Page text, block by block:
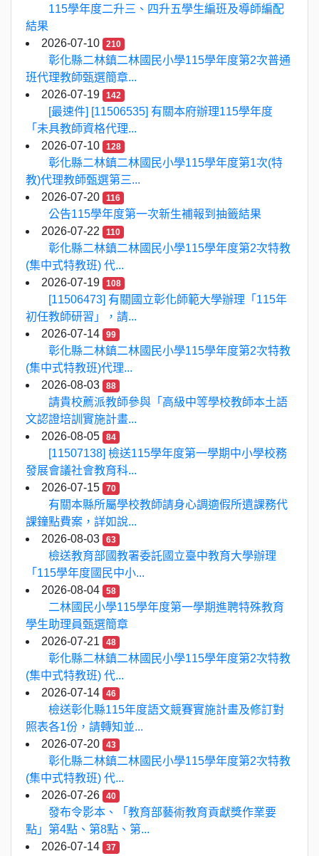
115學年度二升三、四升五學生編班及導師編配
結果
2026-07-10
210
彰化縣二林鎮二林國民小學115學年度第2次普通
班代理教師甄選簡章...
2026-07-19
142
[最速件] [11506535] 有關本府辦理115學年度
「未具教師資格代理...
2026-07-10
128
彰化縣二林鎮二林國民小學115學年度第1次(特
教)代理教師甄選第三...
2026-07-20
116
公告115學年度第一次新生補報到抽籤結果
2026-07-22
110
彰化縣二林鎮二林國民小學115學年度第2次特教
(集中式特教班) 代...
2026-07-19
108
[11506473] 有關國立彰化師範大學辦理「115年
初任教師研習」，請...
2026-07-14
99
彰化縣二林鎮二林國民小學115學年度第2次特教
(集中式特教班)代理...
2026-08-03
88
請貴校薦派教師參與「高級中等學校教師本土語
文認證培訓實施計畫...
2026-08-05
84
[11507138] 檢送115學年度第一學期中小學校務
發展會議社會教育科...
2026-07-15
70
有關本縣所屬學校教師請身心調適假所遺課務代
課鐘點費案，詳如說...
2026-08-03
63
檢送教育部國教署委託國立臺中教育大學辦理
「115學年度國民中小...
2026-08-04
58
二林國民小學115學年度第一學期進聘特殊教育
學生助理員甄選簡章
2026-07-21
48
彰化縣二林鎮二林國民小學115學年度第2次特教
(集中式特教班) 代...
2026-07-14
46
檢送彰化縣115年度語文競賽實施計畫及修訂對
照表各1份，請轉知並...
2026-07-20
43
彰化縣二林鎮二林國民小學115學年度第2次特教
(集中式特教班) 代...
2026-07-26
40
發布令影本、「教育部藝術教育貢獻獎作業要
點」第4點、第8點、第...
2026-07-14
37